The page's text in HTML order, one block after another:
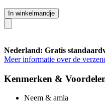
In winkelmandje
Nederland: Gratis
Meer informatie over de
Kenmerken &
Neem & amla